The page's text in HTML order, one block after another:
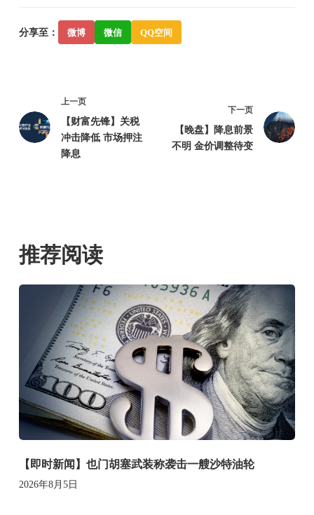
分享至： 微博 微信 QQ空间
上一页
【财富先锋】关税
冲击降低 市场押注
降息
下一页
【晚盘】降息前景
不明 金价调整待变
推荐阅读
【即时新闻】也门胡塞武装称袭击一艘沙特油轮
2026年8月5日